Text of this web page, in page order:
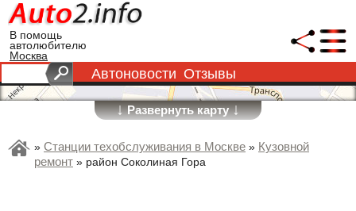
В помощь
автолюбителю
Москва
Автоновости Отзывы
↓Развернуть карту↓
» Станции техобслуживания в Москве » Кузовной
ремонт » район Соколиная Гора